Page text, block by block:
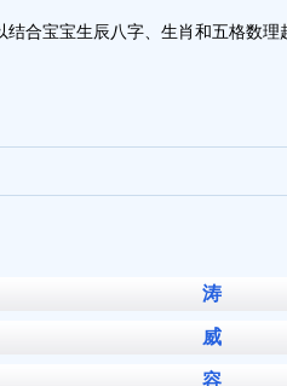
合宝宝生辰八字、生肖和五格数理
涛
威
容